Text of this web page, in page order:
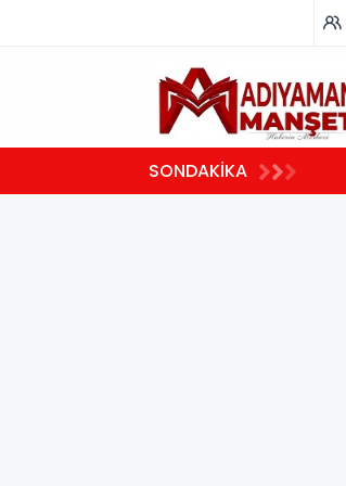
SONDAKİKA